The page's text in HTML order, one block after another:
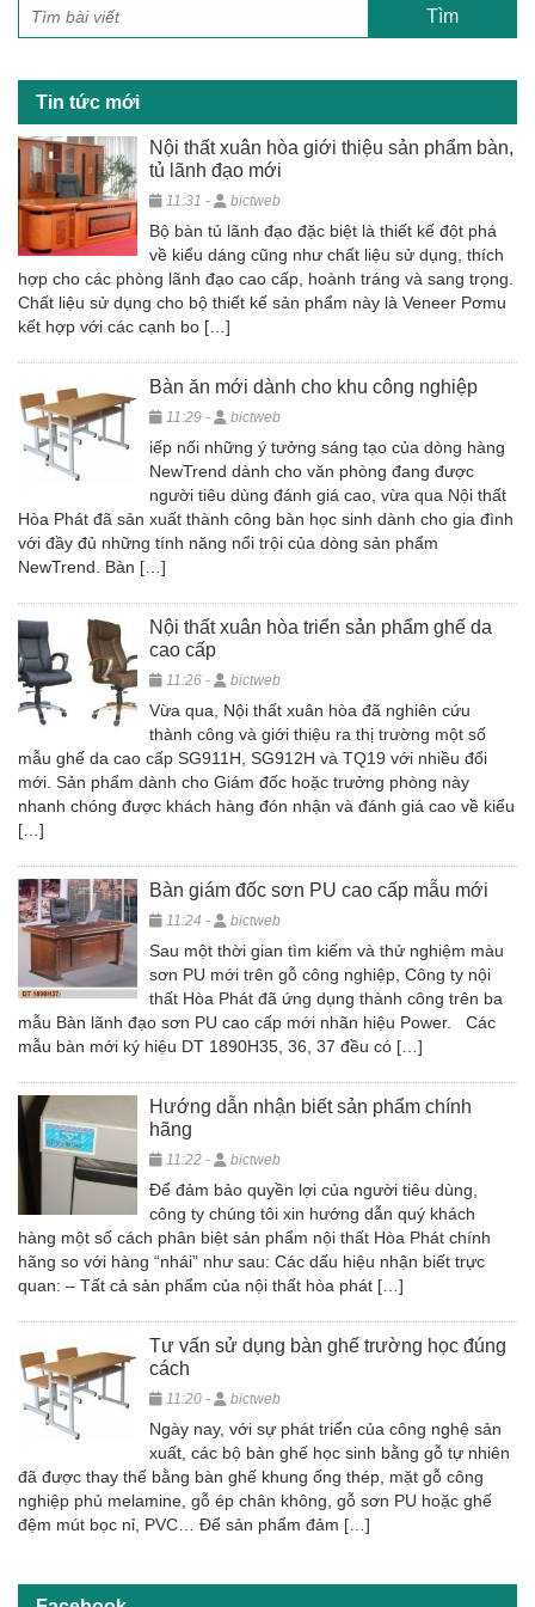
b
o
k
Tin tức mới
Nội thất xuân hòa giới thiệu sản phẩm bàn,
tủ lãnh đạo mới
11:31 - bictweb
Bộ bàn tủ lãnh đạo đặc biệt là thiết kế đột phá
về kiểu dáng cũng như chất liệu sử dụng, thích
hợp cho các phòng lãnh đạo cao cấp, hoành tráng và sang trọng.
Chất liệu sử dụng cho bộ thiết kế sản phẩm này là Veneer Pơmu
kết hợp với các cạnh bo […]
Bàn ăn mới dành cho khu công nghiệp
11:29 - bictweb
iếp nối những ý tưởng sáng tạo của dòng hàng
NewTrend dành cho văn phòng đang được
người tiêu dùng đánh giá cao, vừa qua Nội thất
Hòa Phát đã sản xuất thành công bàn học sinh dành cho gia đình
với đầy đủ những tính năng nổi trội của dòng sản phẩm
NewTrend. Bàn […]
Nội thất xuân hòa triển sản phẩm ghế da
cao cấp
11:26 - bictweb
Vừa qua, Nội thất xuân hòa đã nghiên cứu
thành công và giới thiệu ra thị trường một số
mẫu ghế da cao cấp SG911H, SG912H và TQ19 với nhiều đổi
mới. Sản phẩm dành cho Giám đốc hoặc trưởng phòng này
nhanh chóng được khách hàng đón nhận và đánh giá cao về kiểu
[…]
Bàn giám đốc sơn PU cao cấp mẫu mới
11:24 - bictweb
Sau một thời gian tìm kiếm và thử nghiệm màu
sơn PU mới trên gỗ công nghiệp, Công ty nội
thất Hòa Phát đã ứng dụng thành công trên ba
mẫu Bàn lãnh đạo sơn PU cao cấp mới nhãn hiệu Power. Các
mẫu bàn mới ký hiệu DT 1890H35, 36, 37 đều có […]
Hướng dẫn nhận biết sản phẩm chính
hãng
11:22 - bictweb
Để đảm bảo quyền lợi của người tiêu dùng,
công ty chúng tôi xin hướng dẫn quý khách
hàng một số cách phân biệt sản phẩm nội thất Hòa Phát chính
hãng so với hàng “nhái” như sau: Các dấu hiệu nhận biết trực
quan: – Tất cả sản phẩm của nội thất hòa phát […]
Tư vấn sử dụng bàn ghế trường học đúng
cách
11:20 - bictweb
Ngày nay, với sự phát triển của công nghệ sản
xuất, các bộ bàn ghế học sinh bằng gỗ tự nhiên
đã được thay thế bằng bàn ghế khung ống thép, mặt gỗ công
nghiệp phủ melamine, gỗ ép chân không, gỗ sơn PU hoặc ghế
đệm mút bọc nỉ, PVC… Để sản phẩm đảm […]